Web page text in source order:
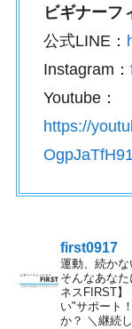
ビギナーフ
公式LINE：
Instagram：
Youtube：
https://
first0917
運動、続かな
そんなあなた
ネスFIRST】
い"サポート！
か？ ＼継続